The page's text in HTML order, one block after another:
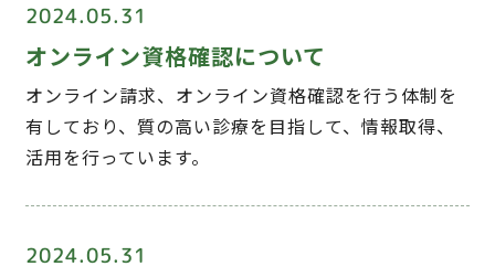
2024.05.31
オンライン資格確認について
オンライン請求、オンライン資格確認を行う体制を
有しており、質の高い診療を目指して、情報取得、
活用を行っています。
2024.05.31